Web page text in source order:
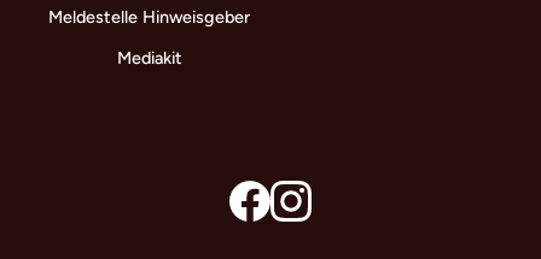
Meldestelle Hinweisgeber
Mediakit